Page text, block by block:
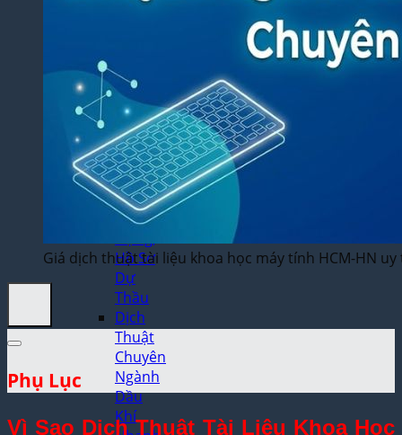
Tử
Dịch
Thuật
Toán
Học
Dịch
Thuật
Xây
Hồ Sơ
Dự
Thầu
Dịch
Thuật
Chuyên
Ngành
Dầu
Khí
Giá dịch thuật tài liệu khoa học máy tính HCM-HN uy
Phụ Lục
Vì Sao Dịch Thuật Tài Liệu Khoa Học